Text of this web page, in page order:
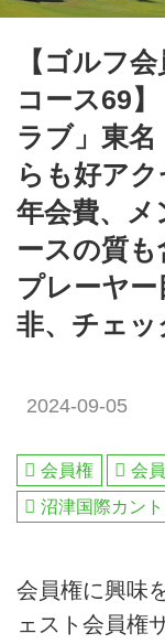
【ゴルフ
コース69
ラブ」東
らも好ア
年会費、メ
ースの質も
プレーヤ
非、チェッ
2024-09-05
会員権 会
沼津国際カン
会員権に興味
ェスト会員権